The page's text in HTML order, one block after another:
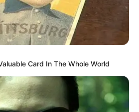
Card In The Whole World